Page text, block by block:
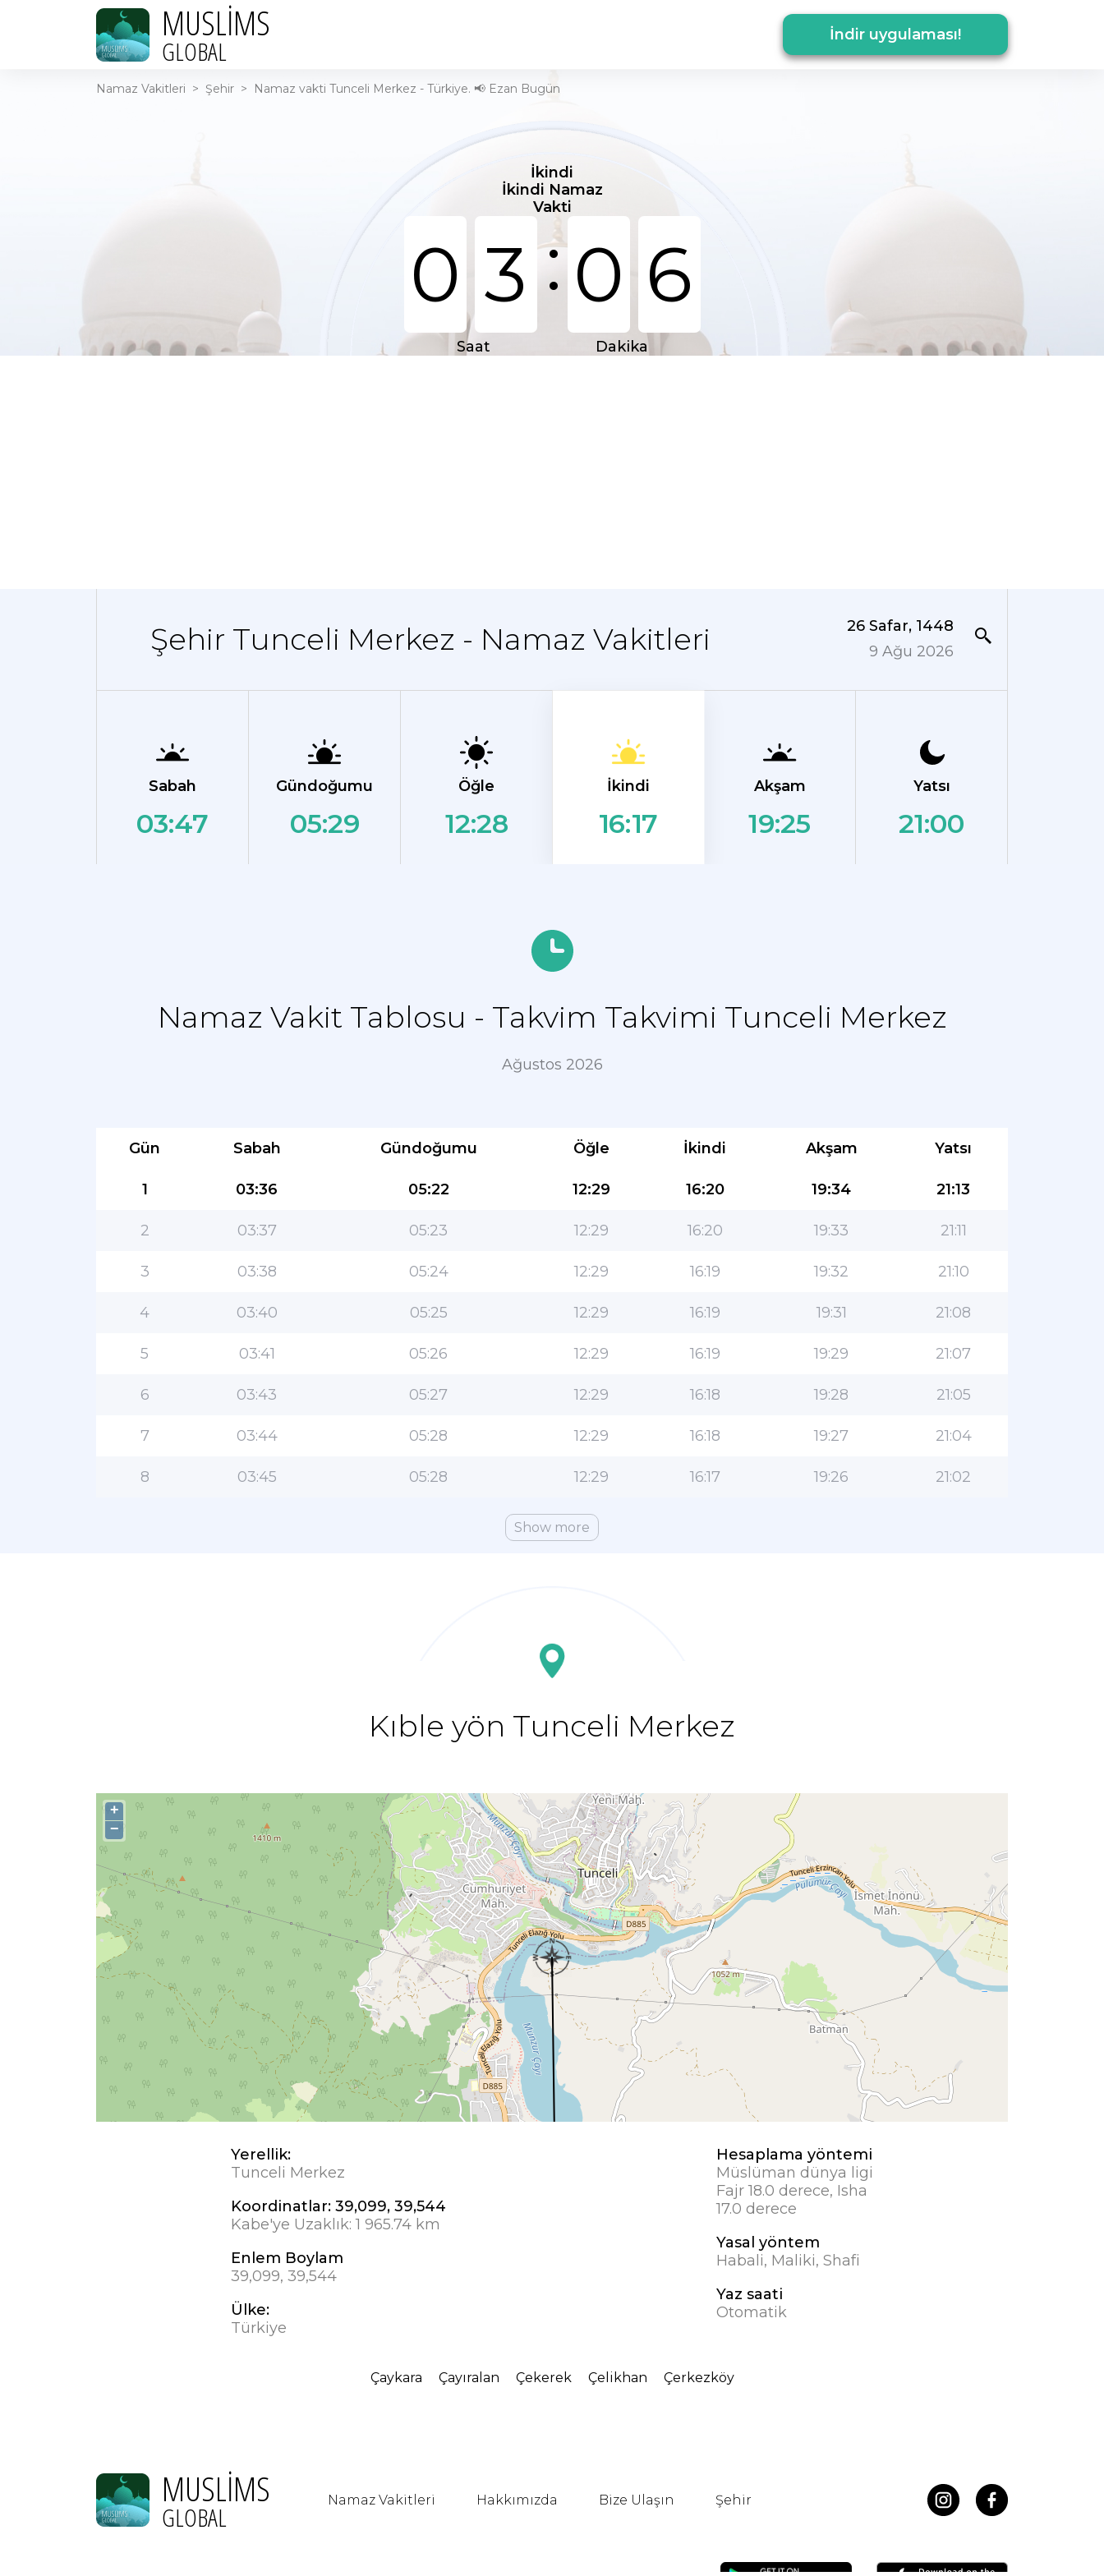
MUSLIMS
GLOBAL İndir uygulaması!
Namaz Vakitleri > Şehir > Namaz vakti Tunceli Merkez - Türkiye. 📢 Ezan Bugün
İkindi
İkindi Namaz
Vakti
0 3 :0 6
Saat Dakika
Şehir Tunceli Merkez - Namaz Vakitleri
26 Safar, 1448
9 Ağu 2026
Sabah
03:47
Gündoğumu
05:29
Öğle
12:28
İkindi
16:17
Akşam
19:25
Yatsı
21:00
Namaz Vakit Tablosu - Takvim Takvimi Tunceli Merkez
Ağustos 2026
Gün Sabah Gündoğumu Öğle İkindi Akşam Yatsı
1 03:36 05:22 12:29 16:20 19:34 21:13
2 03:37 05:23 12:29 16:20 19:33 21:11
3 03:38 05:24 12:29 16:19 19:32 21:10
4 03:40 05:25 12:29 16:19 19:31 21:08
5 03:41 05:26 12:29 16:19 19:29 21:07
6 03:43 05:27 12:29 16:18 19:28 21:05
7 03:44 05:28 12:29 16:18 19:27 21:04
8 03:45 05:28 12:29 16:17 19:26 21:02
Show more
Kıble yön Tunceli Merkez
+
−
Yerellik:
Tunceli Merkez
Koordinatlar:39,099, 39,544
Kabe'ye Uzaklık:1 965.74 km
Enlem Boylam
39,099, 39,544
Ülke:
Türkiye
Hesaplama yöntemi
Müslüman dünya ligi
Fajr 18.0 derece, Isha
17.0 derece
Yasal yöntem
Habali, Maliki, Shafi
Yaz saati
Otomatik
Çaykara Çayıralan Çekerek Çelikhan Çerkezköy
MUSLIMS
GLOBAL Namaz Vakitleri Hakkımızda Bize Ulaşın Şehir
Müslümanlar için en popüler uygulama!
Kullanımı kolay özelliklere ve en doğru namaz
vakitlerine sahip popüler yaşam tarzı İslami